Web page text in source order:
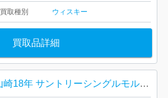
買取種別 ウィスキー
買取品詳細
山崎18年 サントリーシングルモルトウイスキー 箱なし